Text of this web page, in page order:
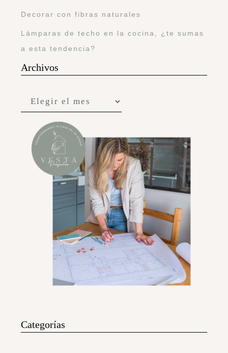
Decorar con fibras naturales
Lámparas de techo en la cocina, ¿te sumas
a esta tendencia?
Archivos
Categorías